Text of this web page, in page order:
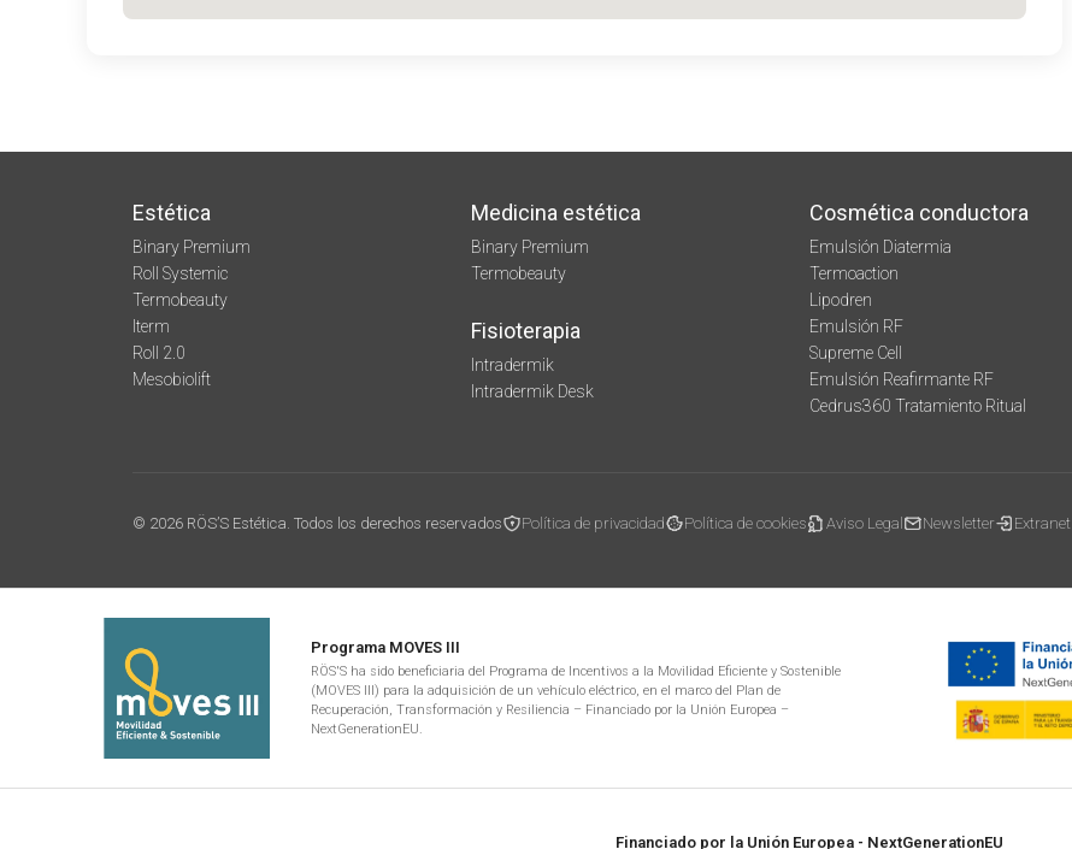
Estética
Binary Premium
Roll Systemic
Termobeauty
Iterm
Roll 2.0
Mesobiolift
Medicina estética
Binary Premium
Termobeauty
Fisioterapia
Intradermik
Intradermik Desk
Cosmética conductora
Emulsión Diatermia
Termoaction
Lipodren
Emulsión RF
Supreme Cell
Emulsión Reafirmante RF
Cedrus360 Tratamiento Ritual
© 2026 RÖS’S Estética. Todos los derechos reservados Política de privacidad Política de cookies Aviso Legal Newsletter Extranet
Programa MOVES III
RÖS'S ha sido beneficiaria del Programa de Incentivos a la Movilidad Eficiente y Sostenible
(MOVES III) para la adquisición de un vehículo eléctrico, en el marco del Plan de
Recuperación, Transformación y Resiliencia – Financiado por la Unión Europea –
NextGenerationEU.
Financiado por la Unión Europea - NextGenerationEU